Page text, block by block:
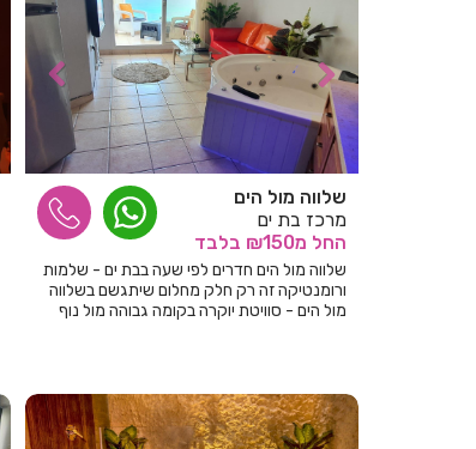
שלווה מול הים
מרכז בת ים
החל מ₪150 בלבד
שלווה מול הים חדרים לפי שעה בבת ים - שלמות
ורומנטיקה זה רק חלק מחלום שיתגשם בשלווה
מול הים - סוויטת יוקרה בקומה גבוהה מול נוף